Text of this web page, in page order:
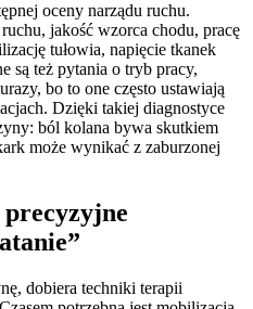
oceny narządu ruchu.
jakość wzorca chodu, pracę
tułowia, napięcie tkanek
są też pytania o tryb pracy,
bo to one często ustawiają
Dzięki takiej diagnostyce
ból kolana bywa skutkiem
może wynikać z zaburzonej
dobiera techniki terapii